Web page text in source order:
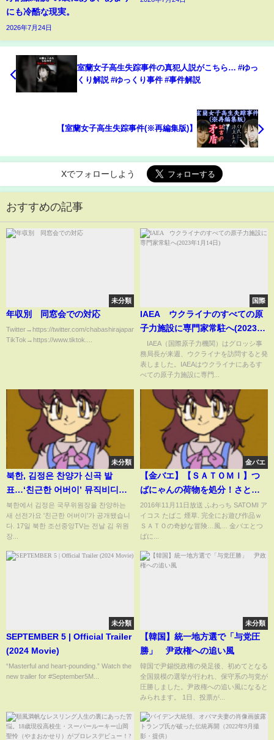
にも冷酷な現実。
2026年7月24日
室蘭女子高生失踪事件の真犯人説がこちら… #ゆっ
くり解説 #ゆっくり事件 #事件解説
【室蘭女子高生失踪事件(※再編集版)】
Xでフォローしよう
おすすめの記事
未分類
年収別 同窓会での対応
Twitter→https://twitter.com/chabashirajapan
TikTok→https://www.tiktok....
国際
IAEA ウクライナのすべての原
子力施設に専門家常駐へ(2023年
1月14日)
IAEA（国際原子力機関）はグロッシ事
務局長が来週、ウクライナを訪問すると発
表しました。IAEAはウクライナにあるす
べての原子力施設に専門...
未分類
북한, 김정은 찬양가 신곡 발
표…‘친근한 어버이’ 뮤직비디오
공개 [현장영상] / KBS
2024.04.19.
북한에서 김정은 국무위원장을 찬양하는
새 선전가요 '친근한 어버이'가 공개됐습니
다. 17일 북한 조선중앙TV는 전날 김 위원
장...
金バエ
【金バエ】【ＳＡＴＯＭＩ】つ
ばにゃんの荷物を処分！さとみ
オラオラパンチ炸裂！
2016年11月11日放送 ふわっち SATOMI ア
イコス たばこ 煙草. 完全にお遊び作品ｗ
ＳＡＴＯの奇妙な冒険…風… 金バエとつ
ばに...
未分類
SEPTEMBER 5 | Official Trailer
(2024 Movie)
“Masterful and heart-pounding.” Watch the
new trailer for #September5M...
未分類
【韓国】統一地方選で「与党圧
勝」 尹政権への追い風
韓国で尹錫悦政権の発足後、初めてとなる
全国規模の選挙が行われ、保守系の与党が
圧勝しました。尹政権への追い風になると
みられます。 1日、投票が...